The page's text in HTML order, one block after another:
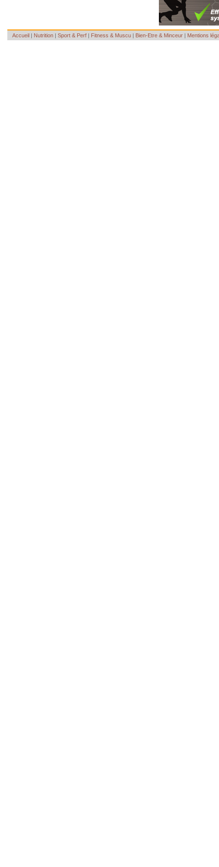
Accueil | Nutrition | Sport & Perf | Fitness & Muscu | Bien-Etre & Minceur | Mentions